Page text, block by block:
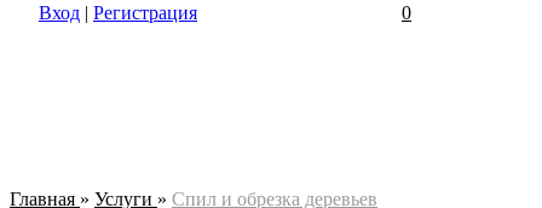
Вход | Регистрация 0
Главная » Услуги » Спил и обрезка деревьев